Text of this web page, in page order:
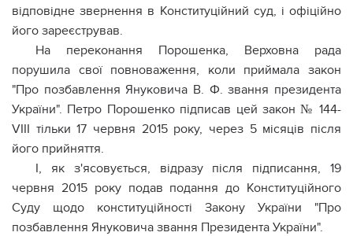
відповідне звернення в Конституційний суд, і офіційно
його зареєстрував.
На переконання Порошенка, Верховна рада
порушила свої повноваження, коли приймала закон
"Про позбавлення Януковича В. Ф. звання президента
України". Петро Порошенко підписав цей закон № 144-
VIII тільки 17 червня 2015 року, через 5 місяців після
його прийняття.
І, як з'ясовується, відразу після підписання, 19
червня 2015 року подав подання до Конституційного
Суду щодо конституційності Закону України "Про
позбавлення Януковича звання Президента України".